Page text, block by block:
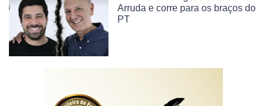
Arruda e corre para os braços do
PT